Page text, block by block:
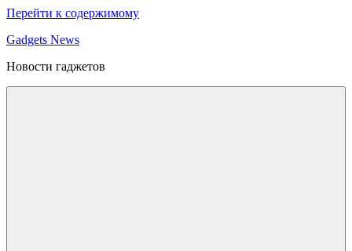
Перейти к содержимому
Gadgets News
Новости гаджетов